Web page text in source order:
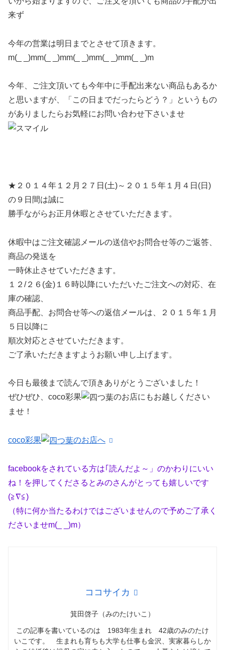
来ず
今年の営業は明日までとさせて頂きます。
m(_ _)mm(_ _)mm(_ _)mm(_ _)mm(_ _)m
今年、ご注文頂いても今年中に手配出来ない商品もあるか
と思いますが、「この日までだったらどう？」というもの
がありましたらお気軽にお問い合わせ下さいませ
★２０１４年１２月２７日(土)～２０１５年１月４日(日)
の９日間は誠に
勝手ながらお正月休暇とさせていただきます。
休暇中はご注文確認メールの送信やお問合せ等のご返答、
商品の発送を
一時休止させていただきます。
１２/２６(金)１６時以降にいただいたご注文への対応、在
庫の確認、
商品手配、お問合せ等への返信メールは、２０１５年１月
５日以降に
順次対応とさせていただきます。
ご了承いただきますようお願い申し上げます。
今日も最後まで読んで頂きありがとうございました！
ぜひぜひ、coco彩果
のお店にもお越しください
ませ！
coco彩果 のお店へ
facebookをされている方は｢読んだよ～」のかわりにいい
ね！を押してくださるとみのさんがとっても嬉しいです
(≧∇≦)
（特に何か当たるわけではございませんので予めご了承く
ださいませm(_ _)m）
ココサイカ
箕田啓子（みのたけいこ）
この記事を書いているのは 1983年生まれ 42歳のみのたけ
いこです。 生まれも育ちも大学も仕事も金沢、実家暮らしか